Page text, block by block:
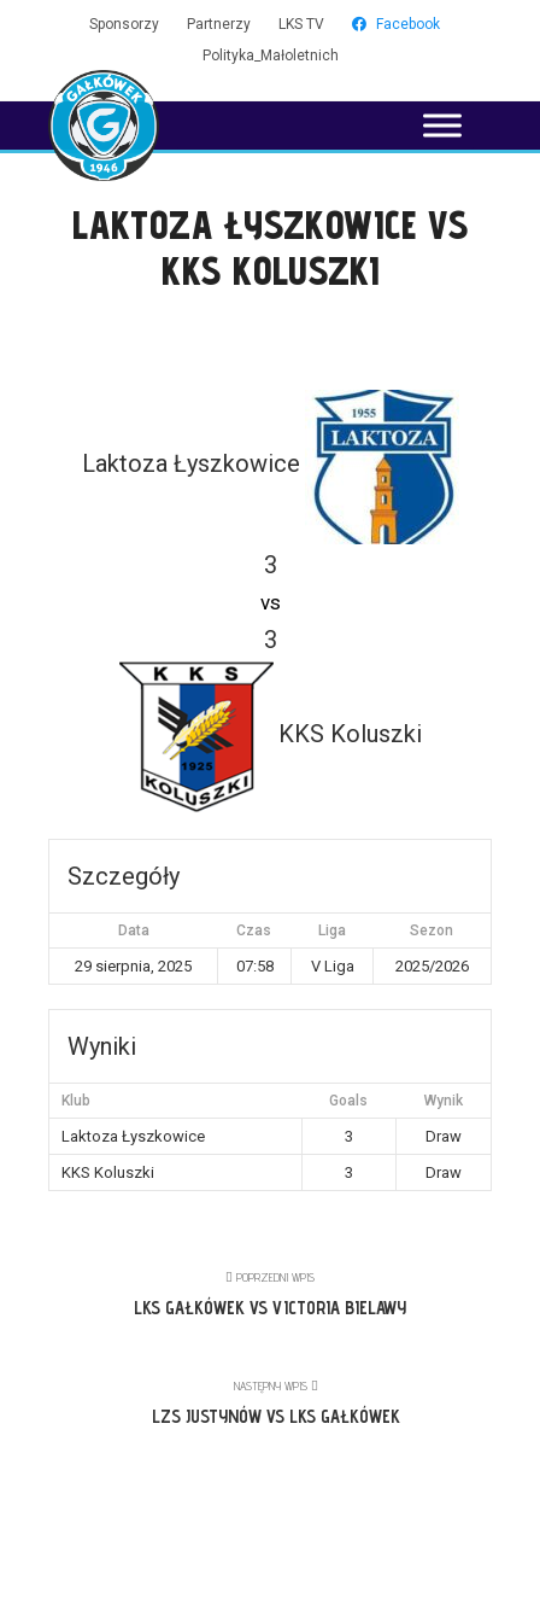
Sponsorzy Partnerzy LKS TV
Facebook
Polityka_Małoletnich
LAKTOZA ŁYSZKOWICE VS
KKS KOLUSZKI
Laktoza Łyszkowice
3
vs
3
KKS Koluszki
Szczegóły
Data Czas Liga Sezon
29 sierpnia, 2025 07:58 V Liga 2025/2026
Wyniki
Klub Goals Wynik
Laktoza Łyszkowice 3
Draw
KKS Koluszki
3 Draw
POPRZEDNI WPIS
LKS GAŁKÓWEK VS VICTORIA BIELAWY
NASTĘPNY WPIS
LZS JUSTYNÓW VS LKS GAŁKÓWEK